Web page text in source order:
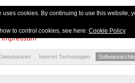
Impressum
Internet Technologien
uses cookies. By continuing to use this website,
to control cookies, see here: Cookie Policy